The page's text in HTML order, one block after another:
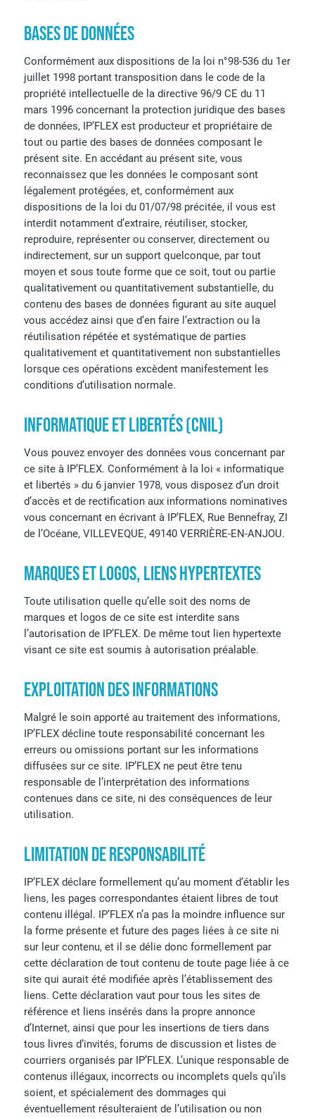
BASES DE DONNÉES
Conformément aux dispositions de la loi n°98-536 du 1er
juillet 1998 portant transposition dans le code de la
propriété intellectuelle de la directive 96/9 CE du 11
mars 1996 concernant la protection juridique des bases
de données, IP’FLEX est producteur et propriétaire de
tout ou partie des bases de données composant le
présent site. En accédant au présent site, vous
reconnaissez que les données le composant sont
légalement protégées, et, conformément aux
dispositions de la loi du 01/07/98 précitée, il vous est
interdit notamment d’extraire, réutiliser, stocker,
reproduire, représenter ou conserver, directement ou
indirectement, sur un support quelconque, par tout
moyen et sous toute forme que ce soit, tout ou partie
qualitativement ou quantitativement substantielle, du
contenu des bases de données figurant au site auquel
vous accédez ainsi que d’en faire l’extraction ou la
réutilisation répétée et systématique de parties
qualitativement et quantitativement non substantielles
lorsque ces opérations excèdent manifestement les
conditions d’utilisation normale.
INFORMATIQUE ET LIBERTÉS (CNIL)
Vous pouvez envoyer des données vous concernant par
ce site à IP’FLEX. Conformément à la loi « informatique
et libertés » du 6 janvier 1978, vous disposez d’un droit
d’accès et de rectification aux informations nominatives
vous concernant en écrivant à IP’FLEX, Rue Bennefray, ZI
de l’Océane, VILLEVEQUE, 49140 VERRIÈRE-EN-ANJOU.
MARQUES ET LOGOS, LIENS HYPERTEXTES
Toute utilisation quelle qu’elle soit des noms de
marques et logos de ce site est interdite sans
l’autorisation de IP’FLEX. De même tout lien hypertexte
visant ce site est soumis à autorisation préalable.
EXPLOITATION DES INFORMATIONS
Malgré le soin apporté au traitement des informations,
IP’FLEX décline toute responsabilité concernant les
erreurs ou omissions portant sur les informations
diffusées sur ce site. IP’FLEX ne peut être tenu
responsable de l’interprétation des informations
contenues dans ce site, ni des conséquences de leur
utilisation.
LIMITATION DE RESPONSABILITÉ
IP’FLEX déclare formellement qu’au moment d’établir les
liens, les pages correspondantes étaient libres de tout
contenu illégal. IP’FLEX n’a pas la moindre influence sur
la forme présente et future des pages liées à ce site ni
sur leur contenu, et il se délie donc formellement par
cette déclaration de tout contenu de toute page liée à ce
site qui aurait été modifiée après l’établissement des
liens. Cette déclaration vaut pour tous les sites de
référence et liens insérés dans la propre annonce
d’Internet, ainsi que pour les insertions de tiers dans
tous livres d’invités, forums de discussion et listes de
courriers organisés par IP’FLEX. L’unique responsable de
contenus illégaux, incorrects ou incomplets quels qu’ils
soient, et spécialement des dommages qui
éventuellement résulteraient de l’utilisation ou non